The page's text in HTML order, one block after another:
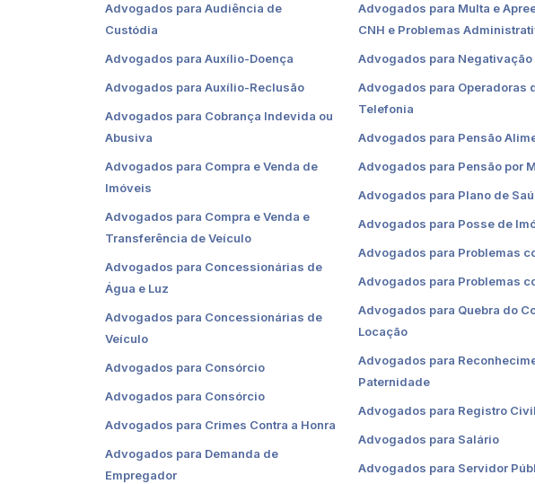
Advogados para Audiência de
Custódia
Advogados para Auxílio-Doença
Advogados para Auxílio-Reclusão
Advogados para Cobrança Indevida ou
Abusiva
Advogados para Compra e Venda de
Imóveis
Advogados para Compra e Venda e
Transferência de Veículo
Advogados para Concessionárias de
Água e Luz
Advogados para Concessionárias de
Veículo
Advogados para Consórcio
Advogados para Consórcio
Advogados para Crimes Contra a Honra
Advogados para Demanda de
Empregador
Advogados para Multa e
CNH e Problemas
Advogados para Negativação
Advogados para Operadoras
Telefonia
Advogados para Pensão
Advogados para Pensão por
Advogados para Plano de
Advogados para Posse de
Advogados para Problemas
Advogados para Problemas
Advogados para Quebra do
Locação
Advogados para
Paternidade
Advogados para Registro Civil
Advogados para Salário
Advogados para Servidor